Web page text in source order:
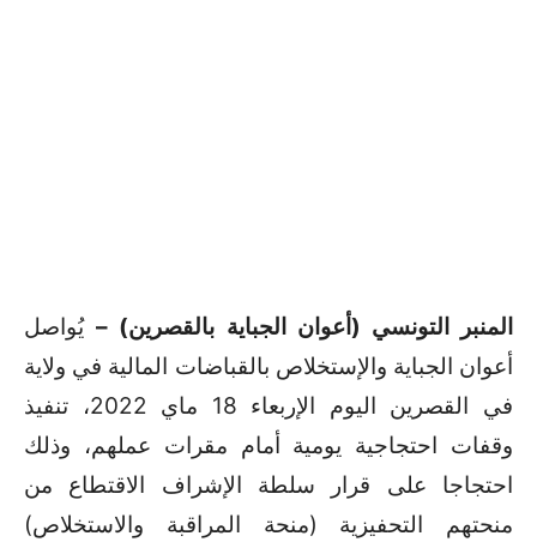
المنبر التونسي (أعوان الجباية بالقصرين) –يُواصل
أعوان الجباية والإستخلاص بالقباضات المالية في ولاية
في القصرين اليوم الإربعاء 18 ماي 2022، تنفيذ
وقفات احتجاجية يومية أمام مقرات عملهم، وذلك
احتجاجا على قرار سلطة الإشراف الاقتطاع من
منحتهم التحفيزية (منحة المراقبة والاستخلاص)